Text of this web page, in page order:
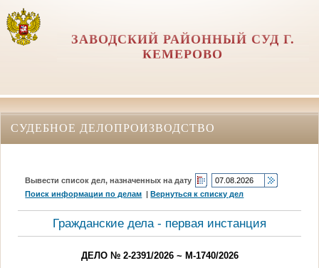
ЗАВОДСКИЙ РАЙОННЫЙ СУД Г.
КЕМЕРОВО
СУДЕБНОЕ ДЕЛОПРОИЗВОДСТВО
Вывести список дел, назначенных на дату
Поиск информации по делам |Вернуться к списку дел
Гражданские дела - первая инстанция
ДЕЛО № 2-2391/2026 ~ М-1740/2026